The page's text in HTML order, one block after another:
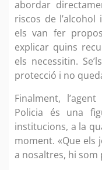
abordar
riscos de
els van fer
explicar quins
els necessitin.
protecció i no
Finalment,
Policia és una
institucions, a la
moment. «Que els
a nosaltres, hi som